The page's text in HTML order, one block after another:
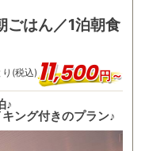
ごはん／1泊朝食
(税込)11,500円～
♪
ング付きのプラン♪